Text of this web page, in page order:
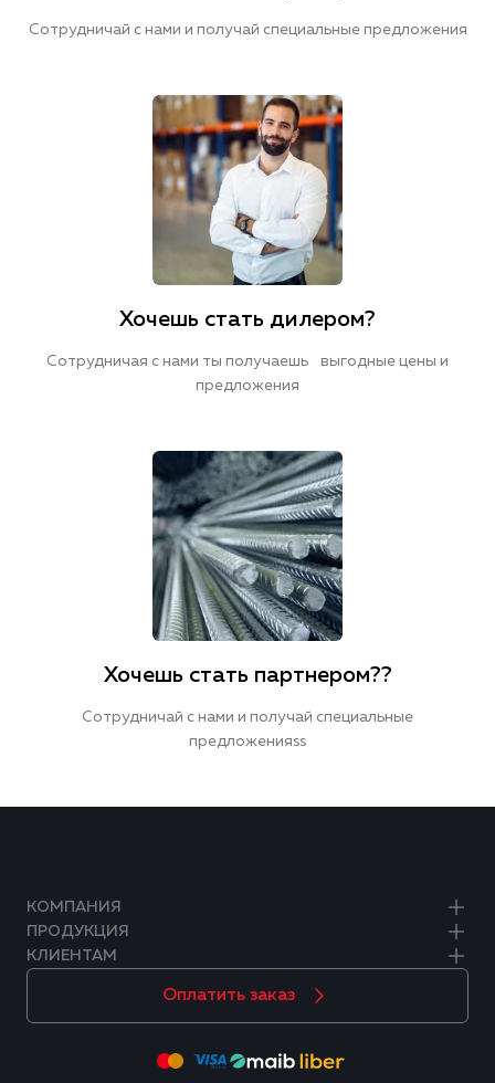
Сотрудничай с нами и получай специальные предложения
Хочешь стать дилером?
Сотрудничая с нами ты получаешь выгодные цены и
предложения
Хочешь стать партнером??
Сотрудничай с нами и получай специальные
предложенияss
КОМПАНИЯ
ПРОДУКЦИЯ
КЛИЕНТАМ
Оплатить заказ